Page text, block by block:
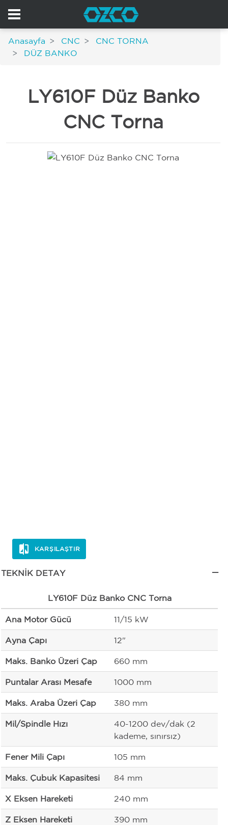
Anasayfa CNC
CNC TORNA
DÜZ BANKO
LY610F Düz Banko
CNC Torna
KARŞILAŞTIR
TEKNIK DETAY
LY610F Düz Banko CNC Torna
Ana Motor Gücü 11/15 kW
Ayna Çapı 12"
Maks. Banko Üzeri Çap 660 mm
Puntalar Arası Mesafe 1000 mm
Maks. Araba Üzeri Çap 380 mm
Mil/Spindle Hızı
40-1200 dev/dak (2
kademe, sınırsız)
Fener Mili Çapı 105 mm
Maks. Çubuk Kapasitesi 84 mm
X Eksen Hareketi 240 mm
Z Eksen Hareketi 390 mm